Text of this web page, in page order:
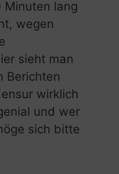
Minuten lang
wegen
sieht man
Berichten
wirklich
und wer
sich bitte